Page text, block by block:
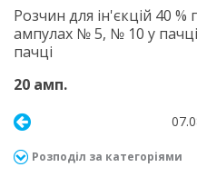
Розчин для ін'єкцій 40
ампулах № 5, № 10 у
пачці
20 амп.
Розподіл за категоріями